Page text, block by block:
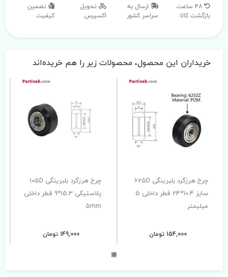
۴۸ ساعت
بازگشت کالا
ارسال به
سراسر کشور
تحویل
اکسپرس
تضمین
کیفیت
خریداران این محصول، محصولات زیر را هم خریده‌اند
چرخ هرزگرد بلبرینگی 625D
سایز 10.4*24 قطر داخلی 5
میلیمتر
154,000 تومان
چرخ هرزگرد بلبرینگی 105D
پلاستیکی 15.3*9 قطر داخلی
5mm
149,000 تومان